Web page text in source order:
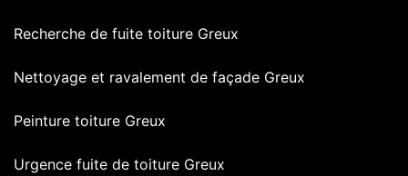
Recherche de fuite toiture Greux
Nettoyage et ravalement de façade Greux
Peinture toiture Greux
Urgence fuite de toiture Greux